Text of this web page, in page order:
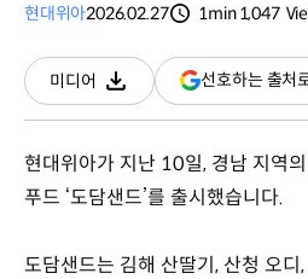
현대위아2026.02.27
1min1,047
미디어
다운로드
선호하는 출처
현대위아가 지난 10일, 경남 지역
푸드 ‘도담샌드’를 출시했습니다.
도담샌드는 김해 산딸기, 산청 오디